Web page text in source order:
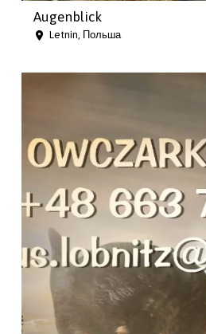
Augenblick
Letnin, Польша